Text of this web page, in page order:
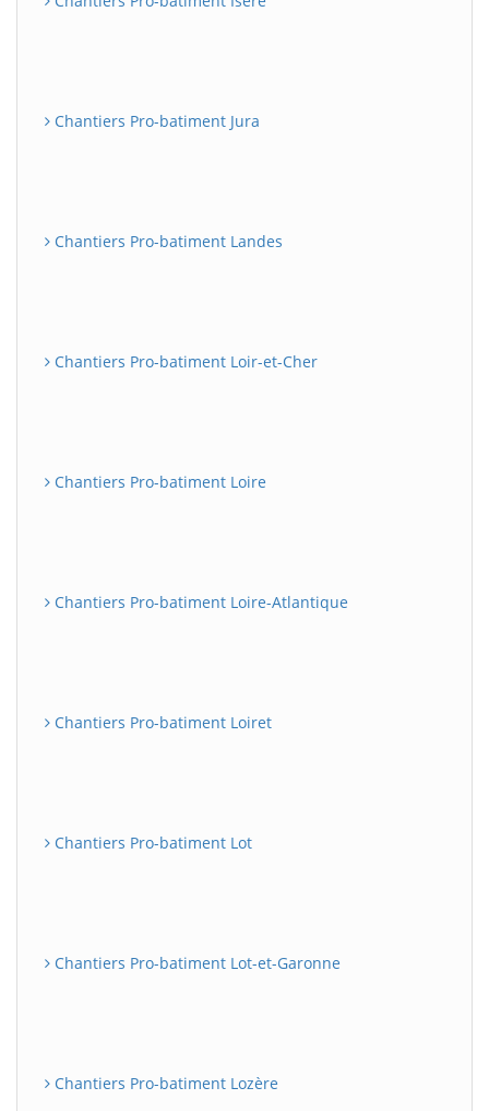
Chantiers Pro-batiment Jura
Chantiers Pro-batiment Landes
Chantiers Pro-batiment Loir-et-Cher
Chantiers Pro-batiment Loire
Chantiers Pro-batiment Loire-Atlantique
Chantiers Pro-batiment Loiret
Chantiers Pro-batiment Lot
Chantiers Pro-batiment Lot-et-Garonne
Chantiers Pro-batiment Lozère